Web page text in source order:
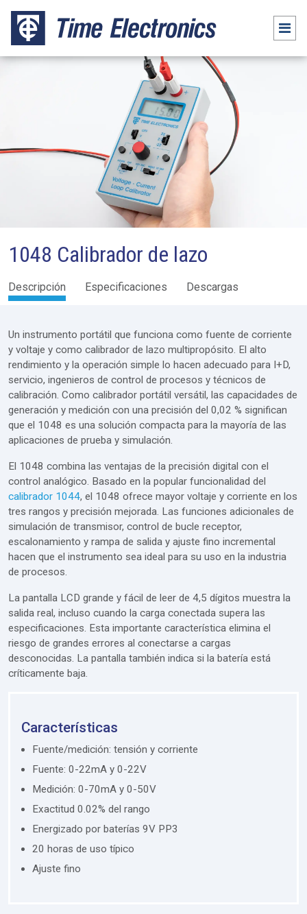
1048 Calibrador de lazo
Descripción Especificaciones Descargas
Un instrumento portátil que funciona como fuente de corriente
y voltaje y como calibrador de lazo multipropósito. El alto
rendimiento y la operación simple lo hacen adecuado para I+D,
servicio, ingenieros de control de procesos y técnicos de
calibración. Como calibrador portátil versátil, las capacidades de
generación y medición con una precisión del 0,02 % significan
que el 1048 es una solución compacta para la mayoría de las
aplicaciones de prueba y simulación.
El 1048 combina las ventajas de la precisión digital con el
control analógico. Basado en la popular funcionalidad del
calibrador 1044, el 1048 ofrece mayor voltaje y corriente en los
tres rangos y precisión mejorada. Las funciones adicionales de
simulación de transmisor, control de bucle receptor,
escalonamiento y rampa de salida y ajuste fino incremental
hacen que el instrumento sea ideal para su uso en la industria
de procesos.
La pantalla LCD grande y fácil de leer de 4,5 dígitos muestra la
salida real, incluso cuando la carga conectada supera las
especificaciones. Esta importante característica elimina el
riesgo de grandes errores al conectarse a cargas
desconocidas. La pantalla también indica si la batería está
críticamente baja.
Características
Fuente/medición: tensión y corriente
Fuente: 0-22mA y 0-22V
Medición: 0-70mA y 0-50V
Exactitud 0.02% del rango
Energizado por baterías 9V PP3
20 horas de uso típico
Ajuste fino